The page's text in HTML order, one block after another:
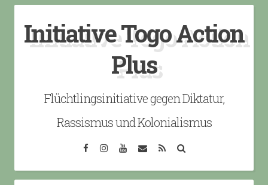
content
Initiative Togo Action
Plus
Flüchtlingsinitiative gegen Diktatur,
Rassismus und Kolonialismus
FacebookInstagramYouTube
EmailRSS